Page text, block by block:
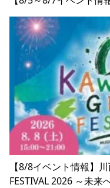
【8/8イベント情報】
FESTIVAL 2026 ～未来